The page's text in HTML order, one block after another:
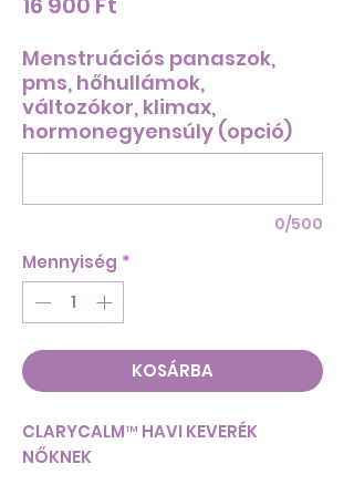
Menstruációs panaszok,
pms, hőhullámok,
változókor, klimax,
hormonegyensúly (opció)
0/500
Mennyiség *
KOSÁRBA
CLARYCALM™ HAVI KEVERÉK
NŐKNEK